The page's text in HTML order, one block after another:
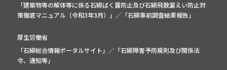
「建築物等の解体等に係る石綿ばく露防止及び石綿飛散漏えい防止対
策徹底マニュアル（令和3年3月）」 ／「石綿事前調査結果報告」
厚生労働省
「石綿総合情報ポータルサイト」 ／「石綿障害予防規則及び関係法
令、通知等」